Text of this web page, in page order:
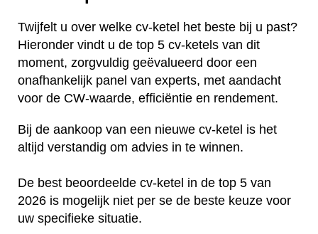
Twijfelt u over welke cv-ketel het beste bij u past?
Hieronder vindt u de top 5 cv-ketels van dit
moment, zorgvuldig geëvalueerd door een
onafhankelijk panel van experts, met aandacht
voor de CW-waarde, efficiëntie en rendement.
Bij de aankoop van een nieuwe cv-ketel is het
altijd verstandig om advies in te winnen.
De best beoordeelde cv-ketel in de top 5 van
2026 is mogelijk niet per se de beste keuze voor
uw specifieke situatie.